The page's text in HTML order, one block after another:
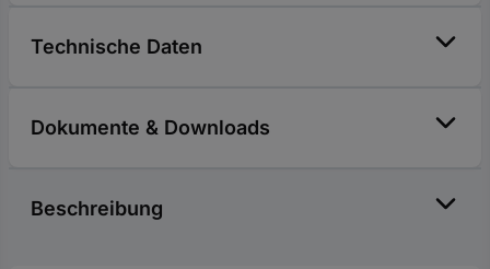
Technische Daten
Dokumente & Downloads
Beschreibung